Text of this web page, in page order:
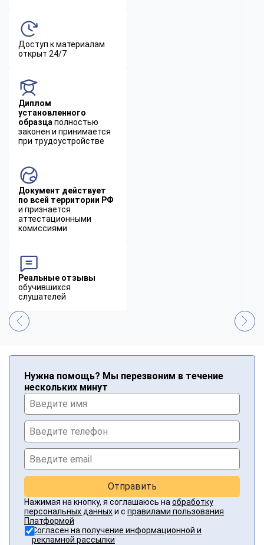
Доступ к материалам
открыт 24/7
Диплом
установленного
образца полностью
законен и принимается
при трудоустройстве
Документ действует
по всей территории РФ
и признается
аттестационными
комиссиями
Реальные отзывы
обучившихся
слушателей
Нужна помощь? Мы перезвоним в течение
нескольких минут
Отправить
Нажимая на кнопку, я соглашаюсь на обработку
персональных данныхи с правилами пользования
Платформой
Согласен на получение информационной и
рекламной рассылки